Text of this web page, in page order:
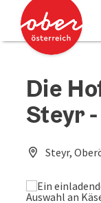
Zum Inhalt
Zum
Die
Steyr
Steyr,